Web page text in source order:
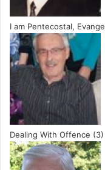
I am Pentecostal,
Dealing With Offence (3)